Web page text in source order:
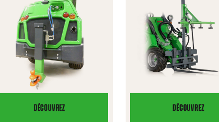
DÉCOUVREZ
CROCHET
DÉCOUVREZ
PRESSE